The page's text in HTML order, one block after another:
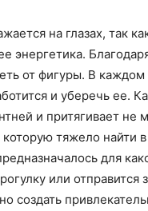
на глазах, так
энергетика.
от фигуры. В
и уберечь ее.
и притягивает не
тяжело найти
для
или отправится
создать